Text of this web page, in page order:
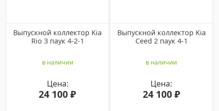
Выпускной коллектор Kia
Rio 3 паук 4-2-1
в наличии
Цена:
24 100 ₽
Выпуcкной кoллектop Kia
Ceed 2 паук 4-1
в наличии
Цена:
24 100 ₽